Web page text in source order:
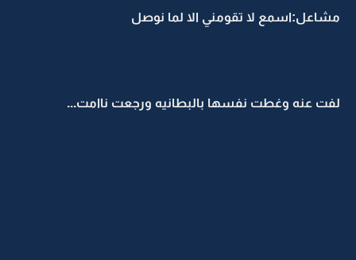
مشاعل:اسمع لا تقومني الا لما نوصل
لفت عنه وغطت نفسها بالبطانيه ورجعت ناامت...